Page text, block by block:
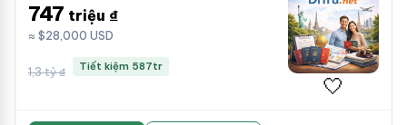
747 triệu ₫
≈ $28,000 USD
1,3 tỷ ₫ Tiết kiệm 587tr
🤍